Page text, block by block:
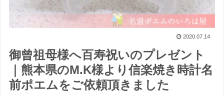
2020.07.14
御曾祖母様へ百寿祝いのプレゼント
｜熊本県のM.K様より信楽焼き時計名
前ポエムをご依頼頂きました